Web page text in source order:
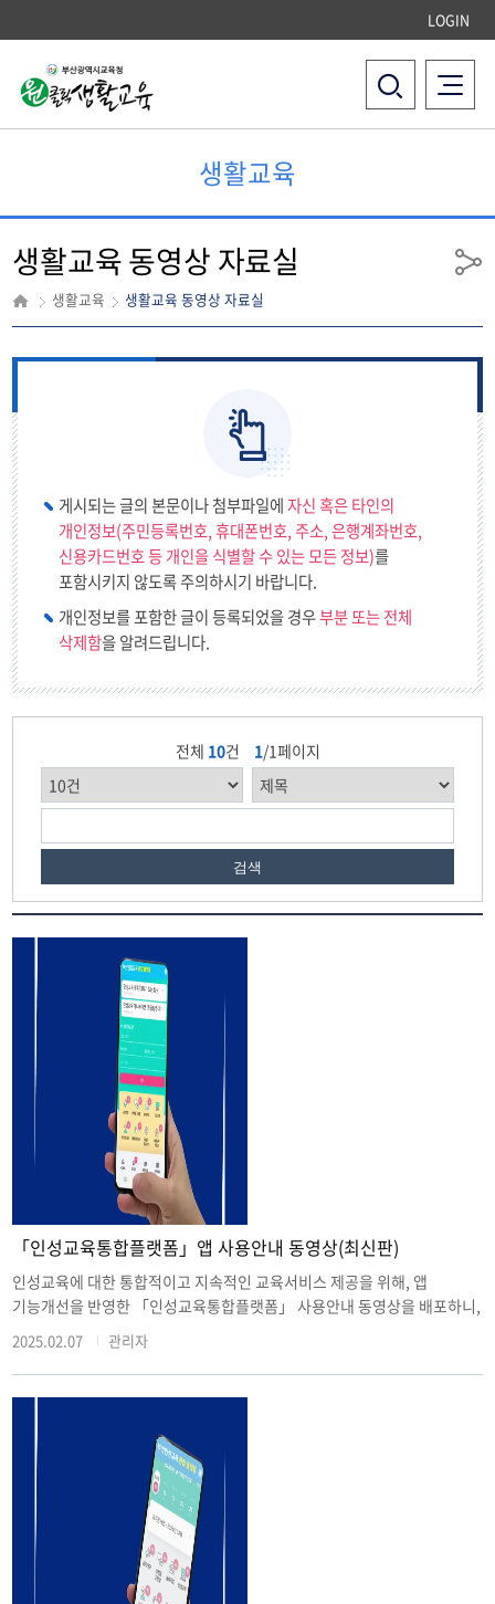
LOGIN
전체메뉴
생활교육
생활교육 동영상 자료실
생활교육 생활교육 동영상 자료실
공
게시되는 글의 본문이나 첨부파일에자신 혹은 타인의
개인정보(주민등록번호, 휴대폰번호, 주소, 은행계좌번호,
신용카드번호 등 개인을 식별할 수 있는 모든 정보)를
포함시키지 않도록 주의하시기 바랍니다.
개인정보를 포함한 글이 등록되었을 경우부분 또는 전체
삭제함을 알려드립니다.
전체 10건 1/1페이지
검색
「인성교육통합플랫폼」앱 사용안내 동영상(최신판)
인성교육에 대한 통합적이고 지속적인 교육서비스 제공을 위해, 앱
기능개선을 반영한 「인성교육통합플랫폼」 사용안내 동영상을 배포하니,
3월 학부모 총회 등 적극 홍보하여 많은 학부모, 학생, 교사가 앱을 활용할
수 있도록 협조 바랍니다.□ ‘인성교육통합플랫폼’이란? ㅇ 시간과 장소에
구애받지 않고 시교육청 홈페이지, 원클릭 생활교육, 통합예약포털, 기타
교육기관 사이트와 연계하여 인성교육과 관련된 모든 정보를 습득할 수
있는 애플리케이션입니다.
2025.02.07 관리자